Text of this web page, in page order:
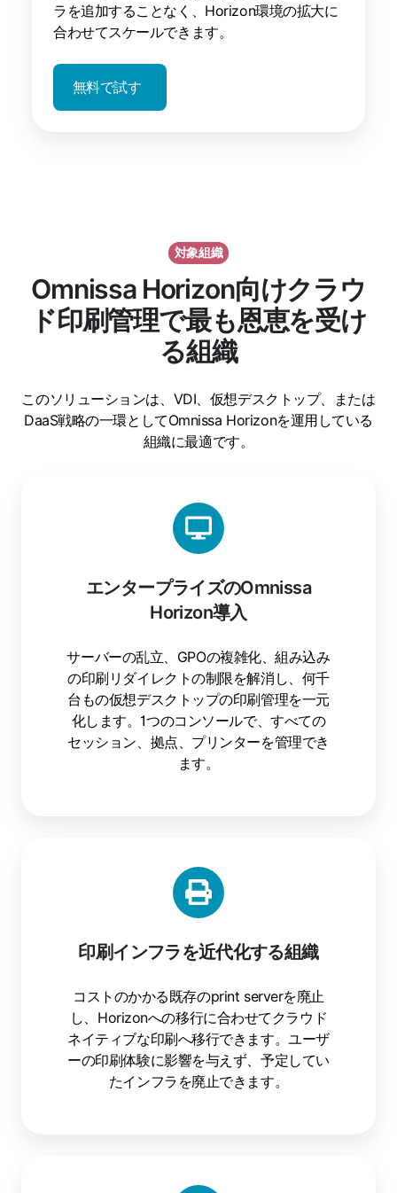
ラを追加することなく、Horizon環境の拡大に
合わせてスケールできます。
無料で試す
対象組織
Omnissa Horizon向けクラウ
ド印刷管理で最も恩恵を受け
る組織
このソリューションは、VDI、仮想デスクトップ、または
DaaS戦略の一環としてOmnissa Horizonを運用している
組織に最適です。
エンタープライズのOmnissa
Horizon導入
サーバーの乱立、GPOの複雑化、組み込み
の印刷リダイレクトの制限を解消し、何千
台もの仮想デスクトップの印刷管理を一元
化します。1つのコンソールで、すべての
セッション、拠点、プリンターを管理でき
ます。
印刷インフラを近代化する組織
コストのかかる既存のprint serverを廃止
し、Horizonへの移行に合わせてクラウド
ネイティブな印刷へ移行できます。ユーザ
ーの印刷体験に影響を与えず、予定してい
たインフラを廃止できます。